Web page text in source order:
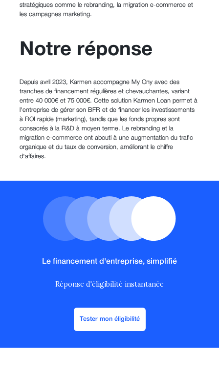
stratégiques comme le rebranding, la migration e-commerce et
les campagnes marketing.
Notre réponse
Depuis avril 2023, Karmen accompagne My Ony avec des
tranches de financement régulières et chevauchantes, variant
entre 40 000€ et 75 000€. Cette solution Karmen Loan permet à
l'entreprise de gérer son BFR et de financer les investissements
à ROI rapide (marketing), tandis que les fonds propres sont
consacrés à la R&D à moyen terme. Le rebranding et la
migration e-commerce ont abouti à une augmentation du trafic
organique et du taux de conversion, améliorant le chiffre
d'affaires.
Le financement d'entreprise, simplifié
Réponse d'éligibilité instantanée
Tester mon éligibilité